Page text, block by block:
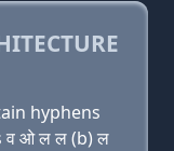
hyphens
व ओ ल ल (b) ल